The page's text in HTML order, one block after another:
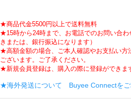
★商品代金5500円以上で送料無料
★15時から24時まで、お電話でのお問い合わ
きまたは、銀行振込になります）
★高額金額の場合、ご本人確認やお支払い方
ございます。ご了承ください。
★新規会員登録は、購入の際に登録ができま
★海外発送について Buyee Connectをご